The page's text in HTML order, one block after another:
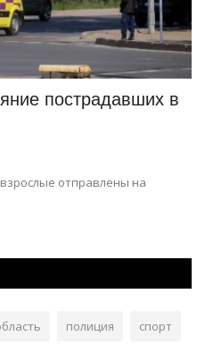
пострадавших в
отправлены на
полиция спорт